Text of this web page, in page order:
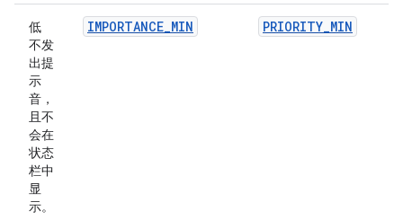
低
不发
出提
示
音，
且不
会在
状态
栏中
显
示。
IMPORTANCE_MIN PRIORITY_MIN